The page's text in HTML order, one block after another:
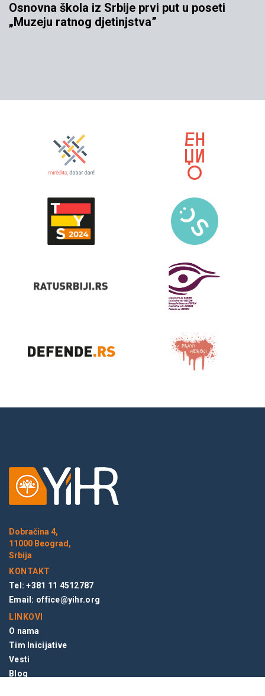
Osnovna škola iz Srbije prvi put u poseti
„Muzeju ratnog djetinjstva”
Dobračina 4,
11000 Beograd,
Srbija
KONTAKT
Tel: +381 11 4512787
Email: office@yihr.org
LINKOVI
O nama
Tim Inicijative
Vesti
Blog